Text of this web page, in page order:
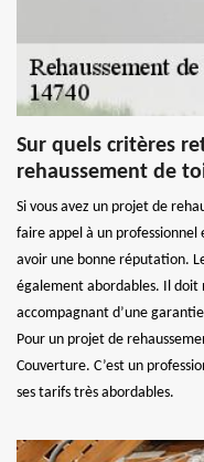
Sur quels critères
rehaussement de
Si vous avez un projet de
faire appel à un
avoir une bonne réputation.
également abordables. Il doit
accompagnant d’une
Pour un projet de
Couverture. C’est un
ses tarifs très abordables.